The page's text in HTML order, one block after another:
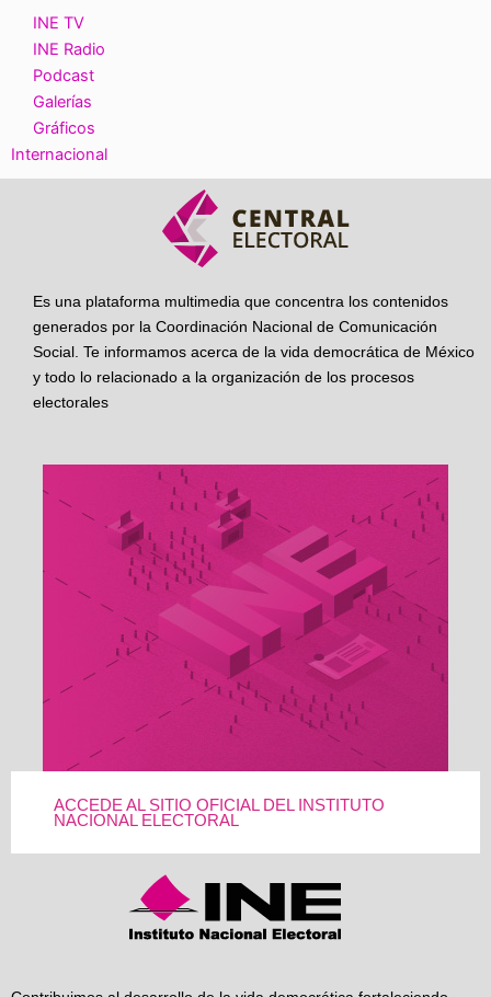
INE TV
INE Radio
Podcast
Galerías
Gráficos
Internacional
Es una plataforma multimedia que concentra los contenidos
generados por la Coordinación Nacional de Comunicación
Social. Te informamos acerca de la vida democrática de México
y todo lo relacionado a la organización de los procesos
electorales
ACCEDE AL SITIO OFICIAL DEL INSTITUTO
NACIONAL ELECTORAL